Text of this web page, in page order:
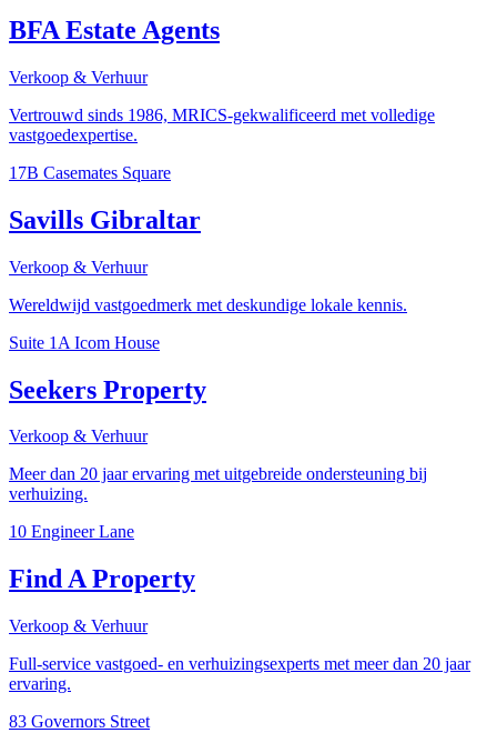
BFA Estate Agents
Verkoop & Verhuur
Vertrouwd sinds 1986, MRICS-gekwalificeerd met volledige
vastgoedexpertise.
17B Casemates Square
Savills Gibraltar
Verkoop & Verhuur
Wereldwijd vastgoedmerk met deskundige lokale kennis.
Suite 1A Icom House
Seekers Property
Verkoop & Verhuur
Meer dan 20 jaar ervaring met uitgebreide ondersteuning bij
verhuizing.
10 Engineer Lane
Find A Property
Verkoop & Verhuur
Full-service vastgoed- en verhuizingsexperts met meer dan 20 jaar
ervaring.
83 Governors Street